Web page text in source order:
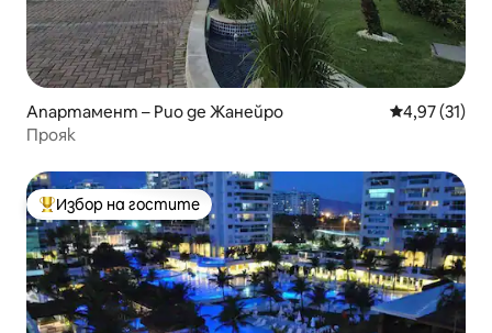
Апартамент – Рио де Жанейро Средна
4,97 (31)
Прояк
Най-популярен избор на гостите
Избор на гостите